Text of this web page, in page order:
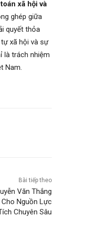
xã hội và
ghép giữa
quyết thỏa
xã hội và sự
là trách nhiệm
Nam.
Bài tiếp theo
Văn Thắng
Cho Nguồn Lực
Chuyên Sâu